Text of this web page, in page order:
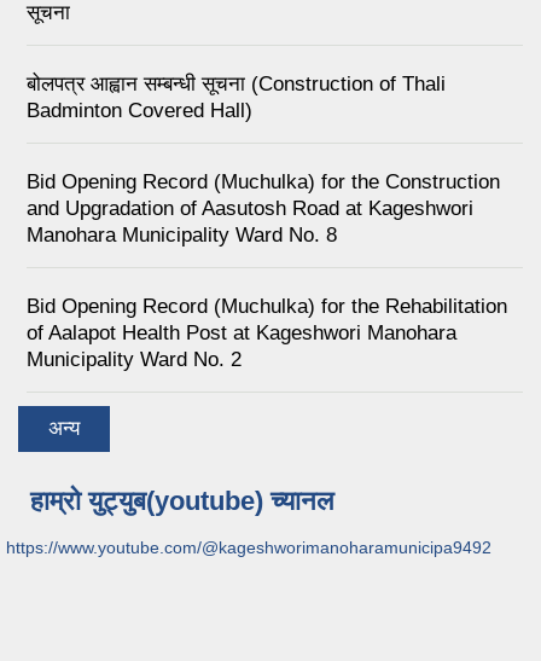
सूचना
बोलपत्र आह्वान सम्बन्धी सूचना (Construction of Thali
Badminton Covered Hall)
Bid Opening Record (Muchulka) for the Construction
and Upgradation of Aasutosh Road at Kageshwori
Manohara Municipality Ward No. 8
Bid Opening Record (Muchulka) for the Rehabilitation
of Aalapot Health Post at Kageshwori Manohara
Municipality Ward No. 2
अन्य
हाम्रो युट्युब(youtube) च्यानल
https://www.youtube.com/@kageshworimanoharamunicipa9492